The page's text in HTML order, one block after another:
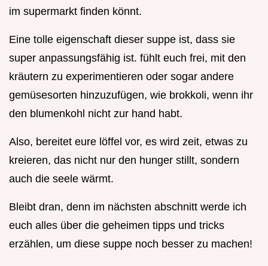
im supermarkt finden könnt.
Eine tolle eigenschaft dieser suppe ist, dass sie
super anpassungsfähig ist. fühlt euch frei, mit den
kräutern zu experimentieren oder sogar andere
gemüsesorten hinzuzufügen, wie brokkoli, wenn ihr
den blumenkohl nicht zur hand habt.
Also, bereitet eure löffel vor, es wird zeit, etwas zu
kreieren, das nicht nur den hunger stillt, sondern
auch die seele wärmt.
Bleibt dran, denn im nächsten abschnitt werde ich
euch alles über die geheimen tipps und tricks
erzählen, um diese suppe noch besser zu machen!